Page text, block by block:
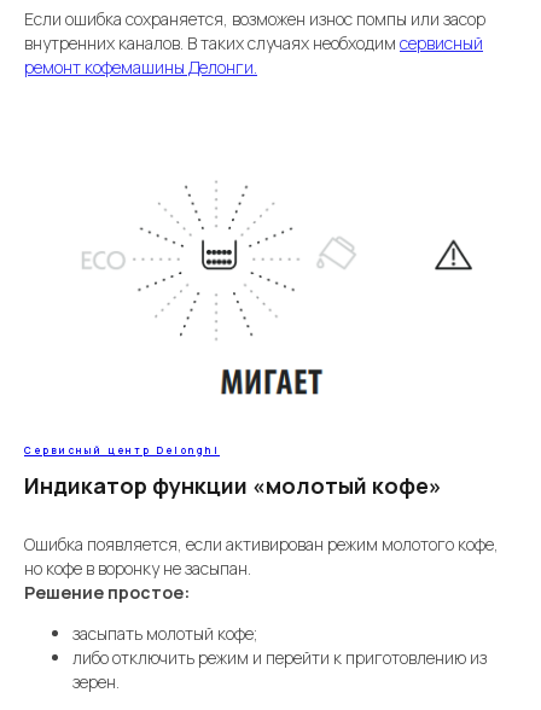
Если ошибка сохраняется, возможен износ помпы или засор
внутренних каналов. В таких случаях необходим сервисный
ремонт кофемашины Делонги.
Cервисный центр Delonghi
Индикатор функции «молотый кофе»
Ошибка появляется, если активирован режим молотого кофе,
но кофе в воронку не засыпан.
Решение простое:
засыпать молотый кофе;
либо отключить режим и перейти к приготовлению из
зерен.